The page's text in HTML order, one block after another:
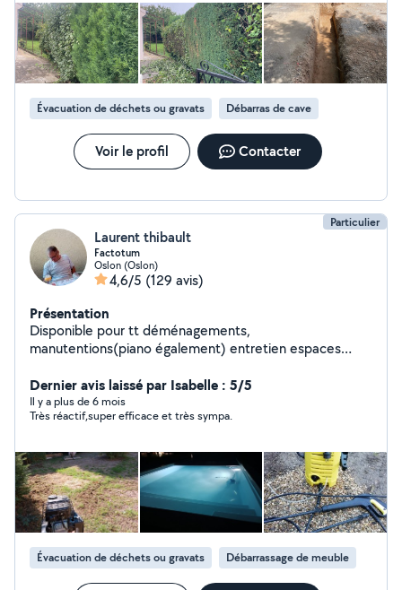
Évacuation de déchets ou gravats Débarras de cave
Voir le profil Contacter
Particulier
Laurent thibault
Factotum
Oslon (Oslon)
4,6/5 (129 avis)
Présentation
Disponible pour tt déménagements,
manutentions(piano également) entretien espaces
Dernier avis laissé par Isabelle : 5/5
Il y a plus de 6 mois
Très réactif,super efficace et très sympa.
Évacuation de déchets ou gravats Débarrassage de meuble